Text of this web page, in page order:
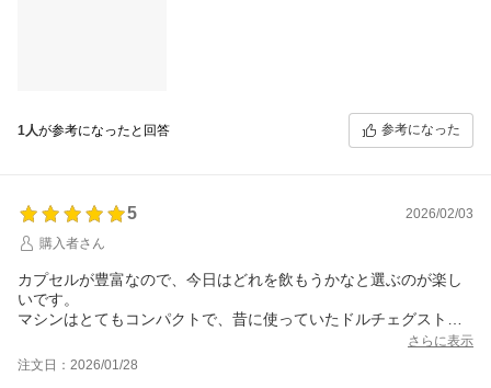
1人が参考になったと回答 参考になった
5
2026/02/03
購入者さん
カプセルが豊富なので、今日はどれを飲もうかなと選ぶのが楽し
いです。
マシンはとてもコンパクトで、昔に使っていたドルチェグストに
アプリについては、マシンと連携して使ってみましたがいまいち
便利さは感じません…笑
さらに表示
注文日：2026/01/28